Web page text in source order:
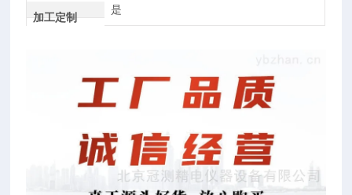
加工定制
是